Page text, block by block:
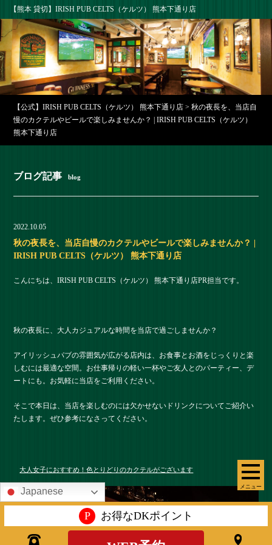
【熊本 貸切】IRISH PUB CELTS（ケルツ） 熊本下通り店
メニュー
【公式】IRISH PUB CELTS（ケルツ） 熊本下通り店 >秋の夜長を、当店自
慢のカクテルやビールで楽しみませんか？ | IRISH PUB CELTS（ケルツ）
熊本下通り店
ブログ記事 blog
2022.10.05
秋の夜長を、当店自慢のカクテルやビールで楽しみませんか？ |
IRISH PUB CELTS（ケルツ） 熊本下通り店
こんにちは、IRISH PUB CELTS（ケルツ） 熊本下通り店PR担当です。
秋の夜長に、大人カジュアルな時間を当店で過ごしませんか？
アイリッシュパブの雰囲気が広がる店内は、お食事とお酒をじっくりと楽
しむには最適な空間。お仕事帰りの軽い一杯やご友人とのパーティー、デ
ートにも。お気軽に当店をご利用ください。
そこで本日は、当店を楽しむのには欠かせないドリンクについてご紹介い
たします。ぜひ参考になさってください。
大人女子におすすめ！色とりどりのカクテルがございます
Japanese
P お得なDKポイント